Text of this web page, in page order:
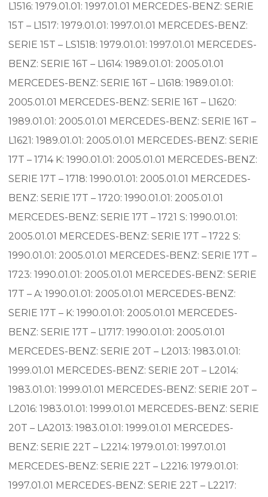
L1516: 1979.01.01: 1997.01.01 MERCEDES-BENZ: SERIE
15T – L1517: 1979.01.01: 1997.01.01 MERCEDES-BENZ:
SERIE 15T – LS1518: 1979.01.01: 1997.01.01 MERCEDES-
BENZ: SERIE 16T – L1614: 1989.01.01: 2005.01.01
MERCEDES-BENZ: SERIE 16T – L1618: 1989.01.01:
2005.01.01 MERCEDES-BENZ: SERIE 16T – L1620:
1989.01.01: 2005.01.01 MERCEDES-BENZ: SERIE 16T –
L1621: 1989.01.01: 2005.01.01 MERCEDES-BENZ: SERIE
17T – 1714 K: 1990.01.01: 2005.01.01 MERCEDES-BENZ:
SERIE 17T – 1718: 1990.01.01: 2005.01.01 MERCEDES-
BENZ: SERIE 17T – 1720: 1990.01.01: 2005.01.01
MERCEDES-BENZ: SERIE 17T – 1721 S: 1990.01.01:
2005.01.01 MERCEDES-BENZ: SERIE 17T – 1722 S:
1990.01.01: 2005.01.01 MERCEDES-BENZ: SERIE 17T –
1723: 1990.01.01: 2005.01.01 MERCEDES-BENZ: SERIE
17T – A: 1990.01.01: 2005.01.01 MERCEDES-BENZ:
SERIE 17T – K: 1990.01.01: 2005.01.01 MERCEDES-
BENZ: SERIE 17T – L1717: 1990.01.01: 2005.01.01
MERCEDES-BENZ: SERIE 20T – L2013: 1983.01.01:
1999.01.01 MERCEDES-BENZ: SERIE 20T – L2014:
1983.01.01: 1999.01.01 MERCEDES-BENZ: SERIE 20T –
L2016: 1983.01.01: 1999.01.01 MERCEDES-BENZ: SERIE
20T – LA2013: 1983.01.01: 1999.01.01 MERCEDES-
BENZ: SERIE 22T – L2214: 1979.01.01: 1997.01.01
MERCEDES-BENZ: SERIE 22T – L2216: 1979.01.01:
1997.01.01 MERCEDES-BENZ: SERIE 22T – L2217: